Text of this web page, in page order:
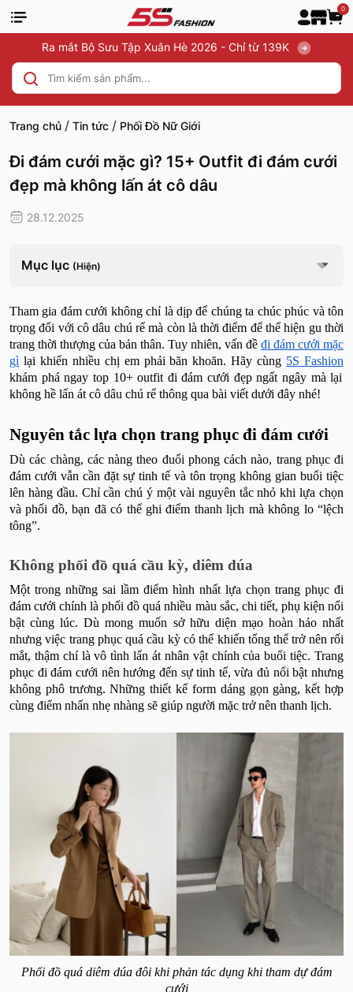
0
Ra mắt Bộ Sưu Tập Xuân Hè 2026 - Chỉ từ 139K
Trang chủ / Tin tức / Phối Đồ Nữ Giới
Đi đám cưới mặc gì? 15+ Outfit đi đám cưới
đẹp mà không lấn át cô dâu
28.12.2025
Mục lục (Hiện)
Tham gia đám cưới không chỉ là dịp để chúng ta chúc phúc và tôn
trọng đối với cô dâu chú rể mà còn là thời điểm để thể hiện gu thời
trang thời thượng của bản thân. Tuy nhiên, vấn đề đi đám cưới mặc
gì lại khiến nhiều chị em phải băn khoăn. Hãy cùng 5S Fashion
khám phá ngay top 10+ outfit đi đám cưới đẹp ngất ngây mà lại
không hề lấn át cô dâu chú rể thông qua bài viết dưới đây nhé!
Nguyên tắc lựa chọn trang phục đi đám cưới
Dù các chàng, các nàng theo đuổi phong cách nào, trang phục đi
đám cưới vẫn cần đặt sự tinh tế và tôn trọng không gian buổi tiệc
lên hàng đầu. Chỉ cần chú ý một vài nguyên tắc nhỏ khi lựa chọn
và phối đồ, bạn đã có thể ghi điểm thanh lịch mà không lo “lệch
tông”.
Không phối đồ quá cầu kỳ, diêm dúa
Một trong những sai lầm điểm hình nhất lựa chọn trang phục đi
đám cưới chính là phối đồ quá nhiều màu sắc, chi tiết, phụ kiện nổi
bật cùng lúc. Dù mong muốn sở hữu diện mạo hoàn hảo nhất
nhưng việc trang phục quá cầu kỳ có thể khiến tổng thể trở nên rối
mắt, thậm chí là vô tình lấn át nhân vật chính của buổi tiệc. Trang
phục đi đám cưới nên hướng đến sự tinh tế, vừa đủ nổi bật nhưng
không phô trương. Những thiết kế form dáng gọn gàng, kết hợp
cùng điểm nhấn nhẹ nhàng sẽ giúp người mặc trở nên thanh lịch.
Phối đồ quá diêm dúa đôi khi phản tác dụng khi tham dự đám
cưới